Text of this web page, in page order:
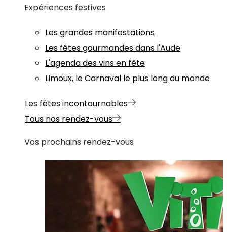
Expériences festives
Les grandes manifestations
Les fêtes gourmandes dans l'Aude
L'agenda des vins en fête
Limoux, le Carnaval le plus long du monde
Les fêtes incontournables
Tous nos rendez-vous
Vos prochains rendez-vous